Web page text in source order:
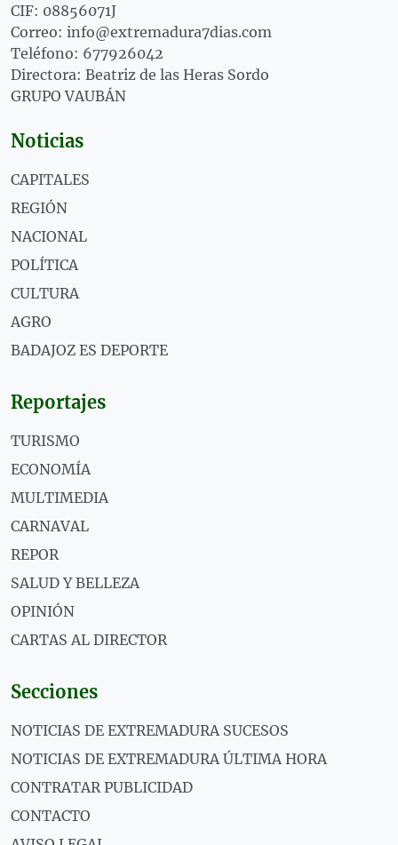
CIF: 08856071J
Correo: info@extremadura7dias.com
Teléfono: 677926042
Directora: Beatriz de las Heras Sordo
GRUPO VAUBÁN
Noticias
CAPITALES
REGIÓN
NACIONAL
POLÍTICA
CULTURA
AGRO
BADAJOZ ES DEPORTE
Reportajes
TURISMO
ECONOMÍA
MULTIMEDIA
CARNAVAL
REPOR
SALUD Y BELLEZA
OPINIÓN
CARTAS AL DIRECTOR
Secciones
NOTICIAS DE EXTREMADURA SUCESOS
NOTICIAS DE EXTREMADURA ÚLTIMA HORA
CONTRATAR PUBLICIDAD
CONTACTO